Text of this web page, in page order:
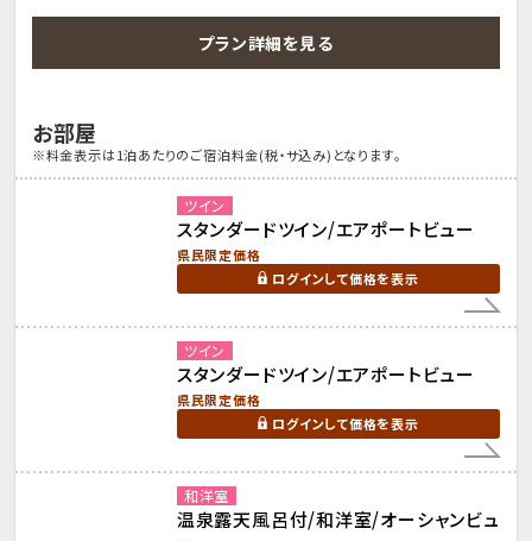
プラン詳細を見る
お部屋
※料金表示は1泊あたりのご宿泊料金(税・サ込み)となります。
ツイン
スタンダードツイン/エアポートビュー
県民限定価格
ログインして価格を表示
ツイン
スタンダードツイン/エアポートビュー
県民限定価格
ログインして価格を表示
和洋室
温泉露天風呂付/和洋室/オーシャンビュ